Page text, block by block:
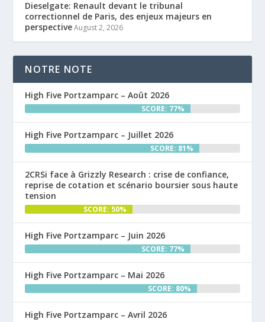
Dieselgate: Renault devant le tribunal
correctionnel de Paris, des enjeux majeurs en
perspective August 2, 2026
NOTRE NOTE
High Five Portzamparc – Août 2026
SCORE: 77%
High Five Portzamparc – Juillet 2026
SCORE: 81%
2CRSi face à Grizzly Research : crise de confiance,
reprise de cotation et scénario boursier sous haute
tension
SCORE: 50%
High Five Portzamparc – Juin 2026
SCORE: 77%
High Five Portzamparc – Mai 2026
SCORE: 80%
High Five Portzamparc – Avril 2026